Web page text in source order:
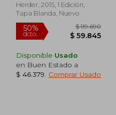
50%
dcto. $ 51.258
Herder, 2015, 1 Edición,
Tapa Blanda, Nuevo
Disponible Usado
en Buen Estado a
$ 46.379
Comprar Usado